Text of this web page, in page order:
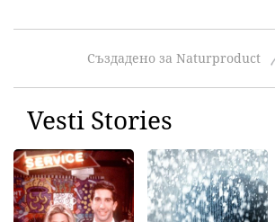
Създадено за Naturproduct
Vesti Stories